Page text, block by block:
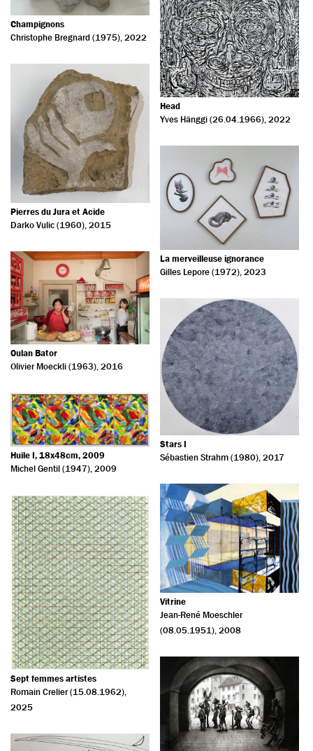
Champignons
Christophe Bregnard (1975), 2022
Head
Yves Hänggi (26.04.1966), 2022
Pierres du Jura et Acide
Darko Vulic (1960), 2015
La merveilleuse ignorance
Gilles Lepore (1972), 2023
Oulan Bator
Olivier Moeckli (1963), 2016
Stars I
Sébastien Strahm (1980), 2017
Huile I, 18x48cm, 2009
Michel Gentil (1947), 2009
Vitrine
Jean-René Moeschler
(08.05.1951), 2008
Sept femmes artistes
Romain Crelier (15.08.1962),
2025